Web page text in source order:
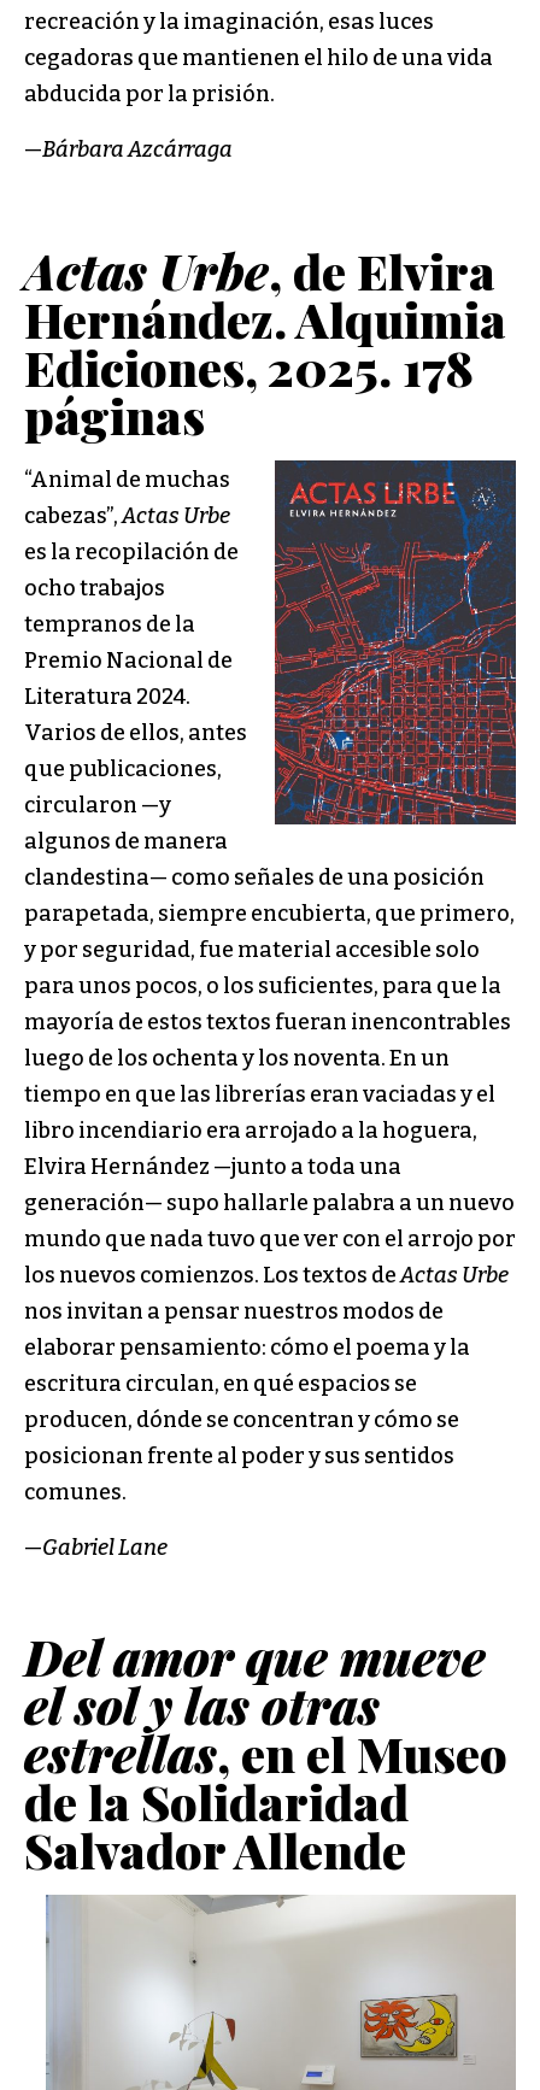
recreación y la imaginación, esas luces
cegadoras que mantienen el hilo de una vida
abducida por la prisión.
—Bárbara Azcárraga
Actas Urbe, de Elvira
Hernández. Alquimia
Ediciones, 2025. 178
páginas
“Animal de muchas
cabezas”,Actas Urbe
es la recopilación de
ocho trabajos
tempranos de la
Premio Nacional de
Literatura 2024.
Varios de ellos, antes
que publicaciones,
circularon —y
algunos de manera
clandestina— como señales de una posición
parapetada, siempre encubierta, que primero,
y por seguridad, fue material accesible solo
para unos pocos, o los suficientes, para que la
mayoría de estos textos fueran inencontrables
luego de los ochenta y los noventa. En un
tiempo en que las librerías eran vaciadas y el
libro incendiario era arrojado a la hoguera,
Elvira Hernández —junto a toda una
generación— supo hallarle palabra a un nuevo
mundo que nada tuvo que ver con el arrojo por
los nuevos comienzos. Los textos deActas Urbe
nos invitan a pensar nuestros modos de
elaborar pensamiento: cómo el poema y la
escritura circulan, en qué espacios se
producen, dónde se concentran y cómo se
posicionan frente al poder y sus sentidos
comunes.
—Gabriel Lane
Del amor que mueve
el sol y las otras
estrellas, en el Museo
de la Solidaridad
Salvador Allende